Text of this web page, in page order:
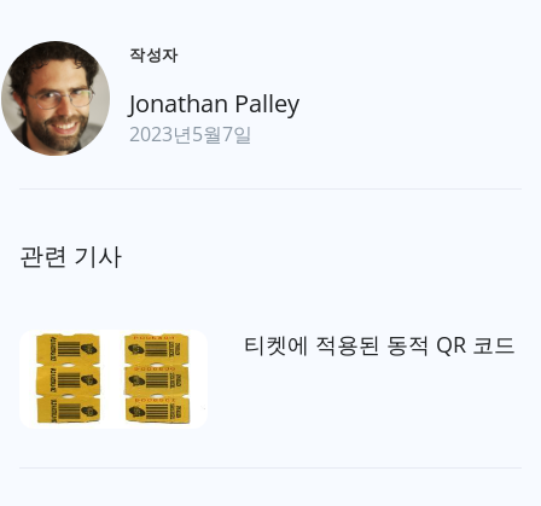
작성자
Jonathan Palley
2023년5월7일
관련 기사
티켓에 적용된 동적 QR 코드